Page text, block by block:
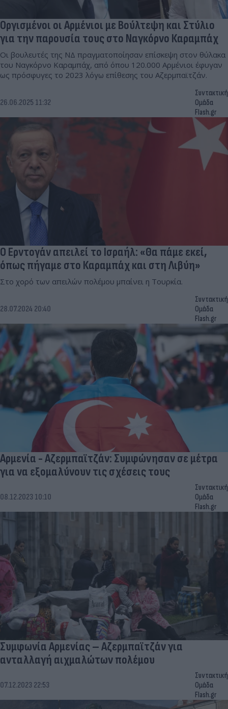
Οργισμένοι οι Αρμένιοι με Βούλτεψη και Στύλιο
για την παρουσία τους στο Ναγκόρνο Καραμπάχ
Οι βουλευτές της ΝΔ πραγματοποίησαν επίσκεψη στον θύλακα
του Ναγκόρνο Καραμπάχ, από όπου 120.000 Αρμένιοι έφυγαν
ως πρόσφυγες το 2023 λόγω επίθεσης του Αζερμπαϊτζάν.
26.06.2025 11:32
Συντακτική
Ομάδα
Flash.gr
Ο Ερντογάν απειλεί το Ισραήλ: «Θα πάμε εκεί,
όπως πήγαμε στο Καραμπάχ και στη Λιβύη»
Στο χορό των απειλών πολέμου μπαίνει η Τουρκία.
28.07.2024 20:40
Συντακτική
Ομάδα
Flash.gr
Αρμενία - Αζερμπαϊτζάν: Συμφώνησαν σε μέτρα
για να εξομαλύνουν τις σχέσεις τους
08.12.2023 10:10
Συντακτική
Ομάδα
Flash.gr
Συμφωνία Αρμενίας – Αζερμπαϊτζάν για
ανταλλαγή αιχμαλώτων πολέμου
07.12.2023 22:53
Συντακτική
Ομάδα
Flash.gr